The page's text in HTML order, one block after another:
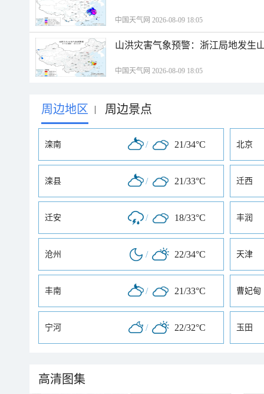
中国天气网 2026-08-09 18:05
山洪灾害气象预警：浙江局地发生
中国天气网 2026-08-09 18:05
周边地区 | 周边景点
滦南 / 21/34°C 北京
滦县 / 21/33°C 迁西
迁安 / 18/33°C 丰润
沧州 / 22/34°C 天津
丰南 / 21/33°C 曹妃甸
宁河 / 22/32°C 玉田
高清图集